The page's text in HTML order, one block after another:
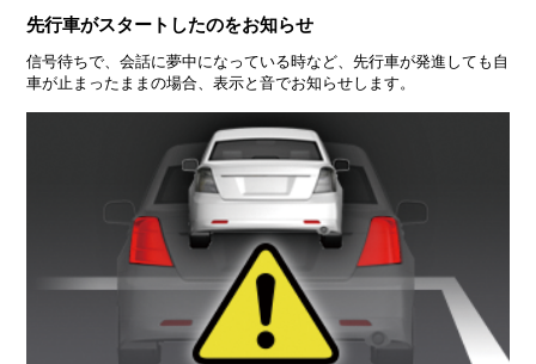
先行車がスタートしたのをお知らせ
信号待ちで、会話に夢中になっている時など、先行車が発進しても自
車が止まったままの場合、表示と音でお知らせします。